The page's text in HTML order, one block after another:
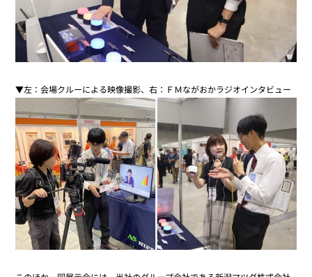
▼左：会場クルーによる映像撮影、右：ＦＭながおかラジオインタビュー